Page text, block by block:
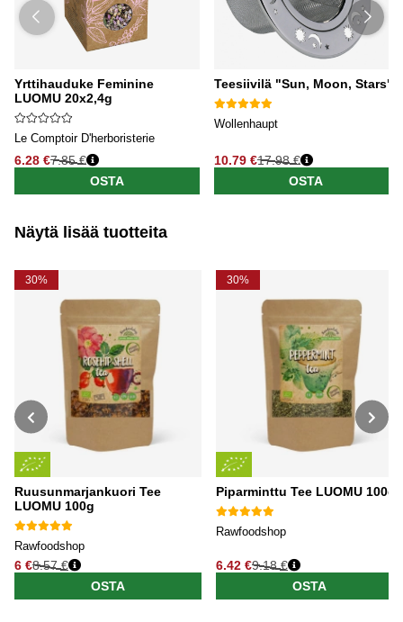
Yrttihauduke Feminine
LUOMU 20x2,4g
Le Comptoir D'herboristerie
6.28 €7.85 €
OSTA
Teesiivilä "Sun, Moon, Stars"
Wollenhaupt
10.79 €17.98 €
OSTA
Näytä lisää tuotteita
30%
Ruusunmarjankuori Tee
LUOMU 100g
Rawfoodshop
6 €
Normaali hinta
8.57 €
OSTA
30%
Piparminttu Tee LUOMU 100g
Rawfoodshop
6.42 €
Normaali hinta
9.18 €
OSTA